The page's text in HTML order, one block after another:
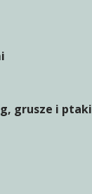
grusze i ptaki